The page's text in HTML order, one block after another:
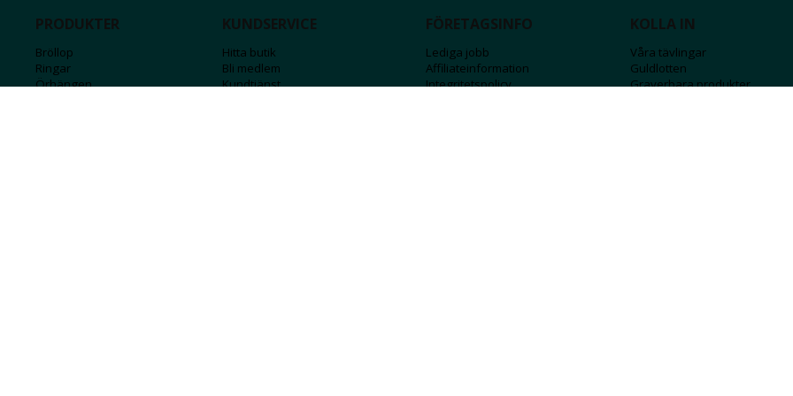
PRODUKTER
Bröllop
Ringar
Örhängen
KUNDSERVICE
Hitta butik
Bli medlem
Kundtjänst
FÖRETAGSINFO
Lediga jobb
Affiliateinformation
Integritetspolicy
KOLLA IN
Våra tävlingar
Guldlotten
Graverbara produkter